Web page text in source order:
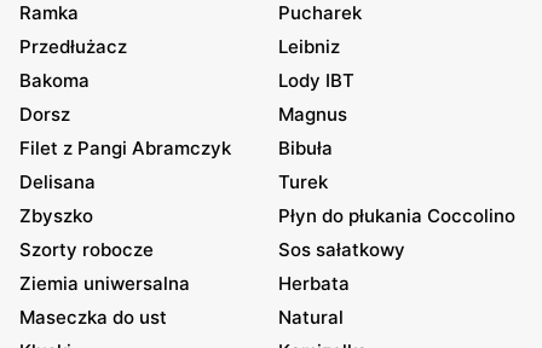
Ramka
Pucharek
Przedłużacz
Leibniz
Bakoma
Lody IBT
Dorsz
Magnus
Filet z Pangi Abramczyk
Bibuła
Delisana
Turek
Zbyszko
Płyn do płukania Coccolino
Szorty robocze
Sos sałatkowy
Ziemia uniwersalna
Herbata
Maseczka do ust
Natural